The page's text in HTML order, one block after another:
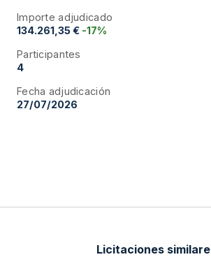
Importe adjudicado
134.261,35 € -17%
Participantes
4
Fecha adjudicación
27/07/2026
Licitaciones